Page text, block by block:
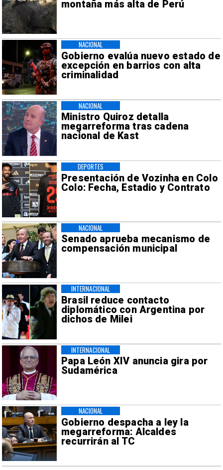
montaña más alta de Perú
Gobierno evalúa nuevo estado de
excepción en barrios con alta
criminalidad
NACIONAL
Ministro Quiroz detalla
megarreforma tras cadena
nacional de Kast
NACIONAL
Presentación de Vozinha en Colo
Colo: Fecha, Estadio y Contrato
DEPORTES
Senado aprueba mecanismo de
compensación municipal
NACIONAL
Brasil reduce contacto
diplomático con Argentina por
dichos de Milei
INTERNACIONAL
Papa León XIV anuncia gira por
Sudamérica
INTERNACIONAL
Gobierno despacha a ley la
megarreforma: Alcaldes
recurrirán al TC
NACIONAL